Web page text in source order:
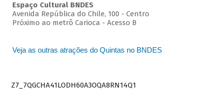
Espaço Cultural BNDES
Avenida República do Chile, 100 - Centro
Próximo ao metrô Carioca - Acesso B
Veja as outras atrações do Quintas no BNDES
Z7_7QGCHA41LODH60A3OQA8RN14Q1